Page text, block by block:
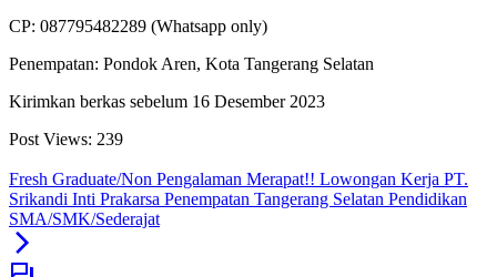
CP: 087795482289 (Whatsapp only)
Penempatan: Pondok Aren, Kota Tangerang Selatan
Kirimkan berkas sebelum 16 Desember 2023
Post Views: 239
Fresh Graduate/Non Pengalaman Merapat!! Lowongan Kerja PT.
Srikandi Inti Prakarsa Penempatan Tangerang Selatan Pendidikan
SMA/SMK/Sederajat